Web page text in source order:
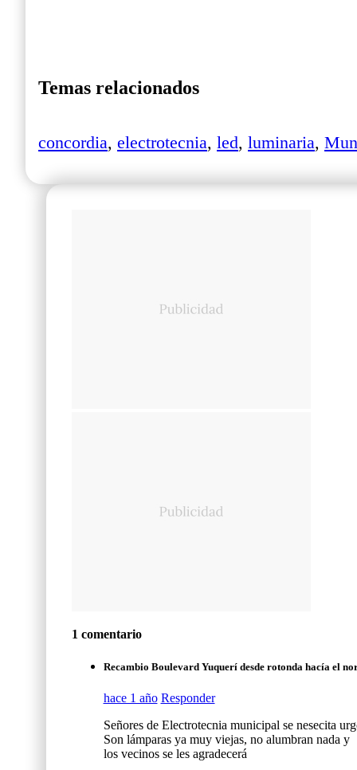
Temas relacionados
concordia, electrotecnia, led, luminaria,
1 comentario
Recambio Boulevard Yuquerí desde rotonda hacía el
hace 1 año Responder
Señores de Electrotecnia municipal se nesecita
Son lámparas ya muy viejas, no alumbran nada y
los vecinos se les agradecerá